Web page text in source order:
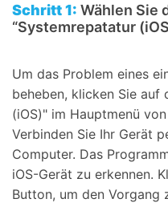
Schritt 1: Wählen Sie
“Systemrepatatur
Um das Problem eines
beheben, klicken Sie auf
(iOS)" im Hauptmenü
Verbinden Sie Ihr Gerät
Computer. Das
iOS-Gerät zu erkennen.
Button, um den Vorgang